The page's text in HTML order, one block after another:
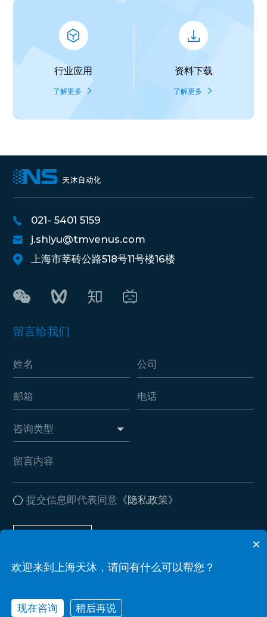
行业应用
了解更多
资料下载
了解更多
021- 5401 5159
j.shiyu@tmvenus.com
上海市莘砖公路518号11号楼16楼
留言给我们
提交信息即代表同意 《隐私政策》
备案号：沪ICP备17037612号-2
×
欢迎来到上海天沐，请问有什么可以帮您？
现在咨询 稍后再说